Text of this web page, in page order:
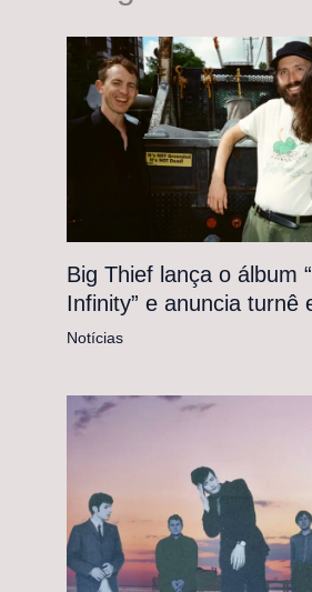
Big Thief lança o álbum
Infinity” e anuncia turnê
Notícias